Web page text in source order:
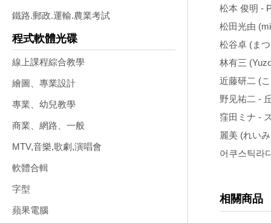
鐵路.郵政.運輸.農業考試
程式軟體光碟
線上課程綜合教學
繪圖、專業設計
專業、幼兒教學
商業、網路、一般
MTV,音樂,歌劇,演唱會
軟體合輯
字型
蘋果電腦
松本 俊明 -
松田光由
松谷卓 (ま
林有三
近藤研二 (
野见祐二 -
窪田ミナ -
麗美 (れい
어쿠스틱라
相關商品